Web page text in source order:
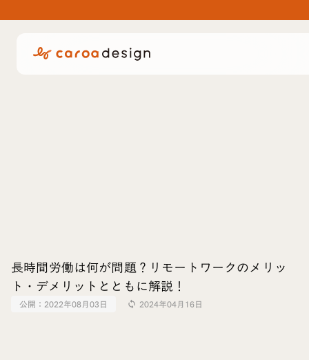
長時間労働は何が問題？リモートワークのメリッ
ト・デメリットとともに解説！
公開： 2022年08月03日 sync 2024年04月16日